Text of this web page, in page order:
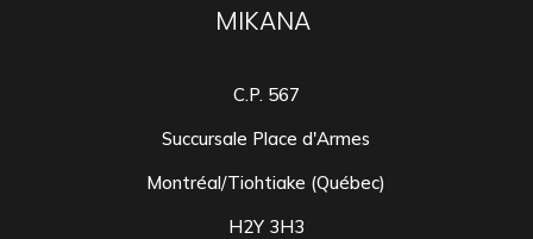
MIKANA
C.P. 567
Succursale Place d'Armes
Montréal/Tiohtiake (Québec)
H2Y 3H3